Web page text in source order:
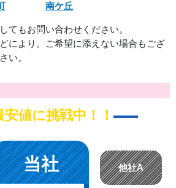
南ケ丘
てもお問い合わせください。
により。ご希望に添えない場合もござ
い。
値に挑戦中！！
当社 他社A